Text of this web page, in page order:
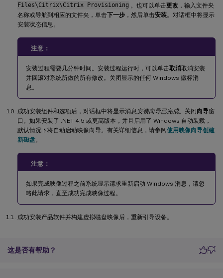
Files\Citrix\Citrix Provisioning 。也可以单击更改，输入文件夹
名称或导航到相应的文件夹，单击下一步 ，然后单击安装。对话框中将显示
安装状态信息。
注意：
安装过程需要几分钟时间。安装过程运行时，可以单击取消取消安装
并回滚对系统所做的所有修改。关闭显示的任何 Windows 徽标消
息。
成功安装组件和选项后，对话框中将显示消息 安装向导已完成。关闭向导窗
口。如果安装了 .NET 4.5 或更高版本，并且启用了 Windows 自动装载，
默认情况下将自动启动映像向导。有关详细信息，请参阅使用映像向导创建
新磁盘。
注意：
如果完成映像过程之前系统显示请求重新启动 Windows 消息，请忽
略此请求，直至成功完成映像过程。
成功安装产品软件并构建虚拟磁盘映像后，重新引导设备。
这是否有帮助？